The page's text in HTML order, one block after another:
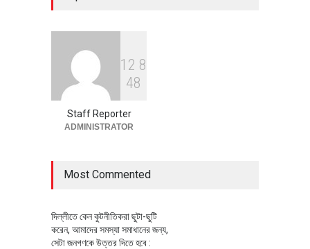
বৈশ্বিক প্রতিযোগিতা সক্ষমতা বাড়াতে
পোশাক শিল্পে নতুন উদ্যোগ
1 2 8
48
Staff Reporter
ADMINISTRATOR
Most Commented
দিল্লীতে কেন কুটনীতিকরা ছুটা-ছুটি
করেন, আমাদের সমস্যা সমাধানের জন্য,
সেটা জনগণকে উত্তর দিতে হবে :